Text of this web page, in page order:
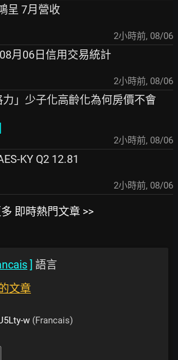
呈 7月營收
2小時前, 08/06
月06日信用交易統計
2小時前, 08/06
力」少子化高齡化為何房價不會
2小時前, 08/06
KY Q2 12.81
2小時前, 08/06
即時熱門文章 >>
] 語言
文章
w (Francais)